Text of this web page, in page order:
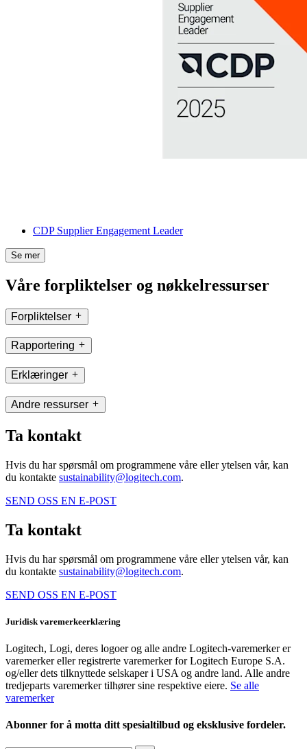
CDP Supplier Engagement Leader
Se mer
Våre forpliktelser og nøkkelressurser
Forpliktelser
Rapportering
Erklæringer
Andre ressurser
Ta kontakt
Hvis du har spørsmål om programmene våre eller ytelsen vår, kan
du kontakte sustainability@logitech.com.
SEND OSS EN E-POST
Ta kontakt
Hvis du har spørsmål om programmene våre eller ytelsen vår, kan
du kontakte sustainability@logitech.com.
SEND OSS EN E-POST
Juridisk varemerkeerklæring
Logitech, Logi, deres logoer og alle andre Logitech-varemerker er
varemerker eller registrerte varemerker for Logitech Europe S.A.
og/eller dets tilknyttede selskaper i USA og andre land. Alle andre
tredjeparts varemerker tilhører sine respektive eiere. Se alle
varemerker
Abonner for å motta ditt spesialtilbud og eksklusive fordeler.